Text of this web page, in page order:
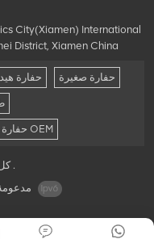
District, Xiamen China
حفارة حفارة صغيرة
حفارة مجنزرة OEM
© Xiamen LTMG Co., Ltd. كل الحقوق محفوظة .